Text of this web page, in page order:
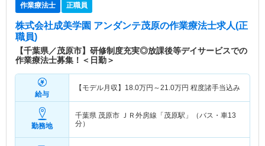
作業療法士 正職員
株式会社成美学園 アンダンテ茂原の作業療法士求人(正
職員)
【千葉県／茂原市】研修制度充実◎放課後等デイサービスでの
作業療法士募集！＜日勤＞
給与
【モデル月収】 18.0万円～21.0万円 程度諸手当込み
勤務地
千葉県 茂原市
ＪＲ外房線「茂原駅」（バス・車13
分）